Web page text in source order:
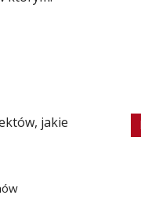
jakie